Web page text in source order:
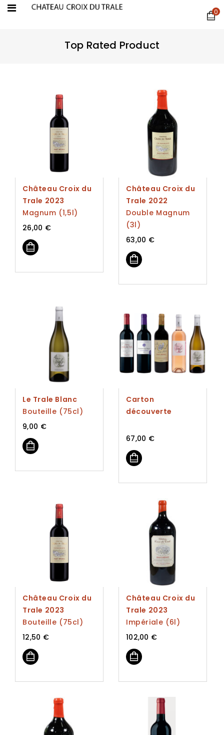
0
Top Rated Product
Château Croix du
Trale 2023
Magnum (1,5l)
26,00 €
Château Croix du
Trale 2022
Double Magnum
(3l)
63,00 €
Le Trale Blanc
Bouteille (75cl)
9,00 €
Carton
découverte
67,00 €
Château Croix du
Trale 2023
Bouteille (75cl)
12,50 €
Château Croix du
Trale 2023
Impériale (6l)
102,00 €